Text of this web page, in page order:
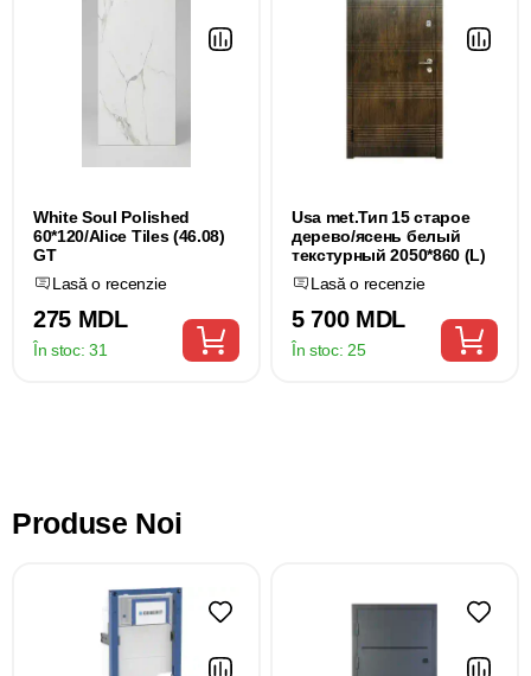
White Soul Polished
60*120/Alice Tiles (46.08)
GT
Lasă o recenzie
275 MDL
În stoc: 31
Usa met.Тип 15 старое
дерево/ясень белый
текстурный 2050*860 (L)
Lasă o recenzie
5 700 MDL
În stoc: 25
Produse Noi